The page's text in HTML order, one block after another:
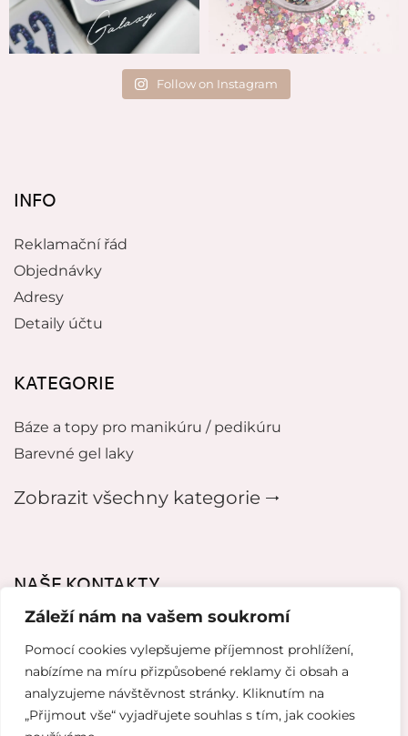
Záleží nám na vašem soukromí
Pomocí cookies vylepšujeme příjemnost prohlížení,
nabízíme na míru přizpůsobené reklamy či obsah a
analyzujeme návštěvnost stránky. Kliknutím na
„Přijmout vše“ vyjadřujete souhlas s tím, jak cookies
Follow on Instagram
INFO
Reklamační řád
Objednávky
Adresy
Detaily účtu
KATEGORIE
Báze a topy pro manikúru / pedikúru
Barevné gel laky
Zobrazit všechny kategorie 🠂
NAŠE KONTAKTY
mikeladzebeauty@gmail.com
+420 776627318
U Pergamenky 12, Praha 7